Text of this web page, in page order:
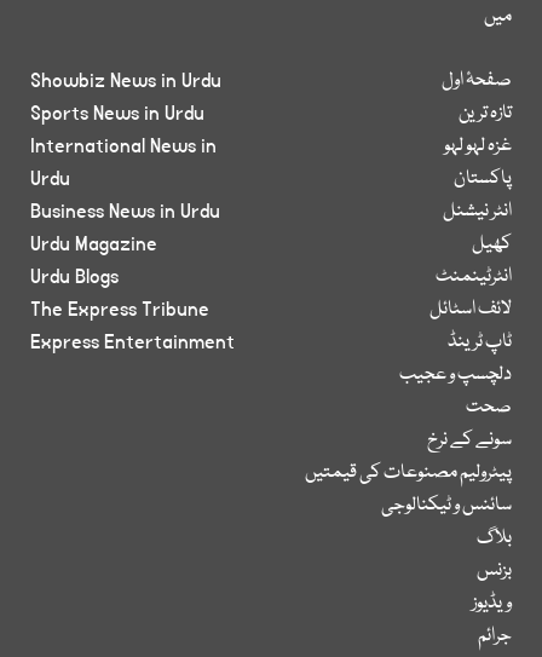
میں
صفحۂ اول
تازہ ترین
غزہ لہو لہو
پاکستان
انٹر نیشنل
کھیل
انٹرٹینمنٹ
لائف اسٹائل
ٹاپ ٹرینڈ
دلچسپ و عجیب
صحت
سونے کے نرخ
پیٹرولیم مصنوعات کی قیمتیں
سائنس و ٹیکنالوجی
بلاگ
بزنس
ویڈیوز
جرائم
Showbiz News in Urdu
Sports News in Urdu
International News in
Urdu
Business News in Urdu
Urdu Magazine
Urdu Blogs
The Express Tribune
Express Entertainment